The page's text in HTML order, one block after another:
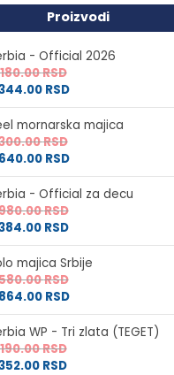
Proizvodi
- Official 2026
RSD
RSD
mornarska majica
RSD
RSD
- Official za decu
RSD
RSD
majica Srbije
RSD
RSD
WP - Tri zlata (TEGET)
RSD
RSD